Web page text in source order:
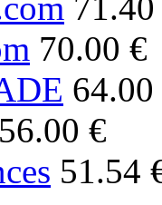
70.00 €
64.00
56.00 €
51.54